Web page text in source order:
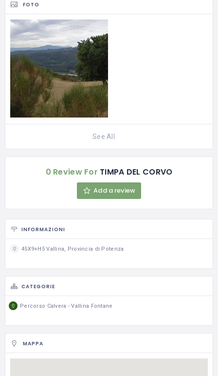
FOTO
See All
0 Review For TIMPA DEL CORVO
Add a review
INFORMAZIONI
45X9+H5 Vallina, Provincia di Potenza
CATEGORIE
Percorso Calvera - Vallina Fontane
MAPPA